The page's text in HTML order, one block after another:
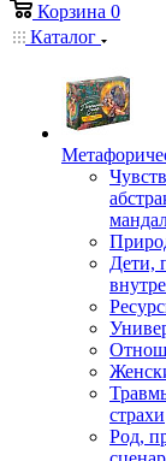
Корзина 0
Каталог
Дети,
страхи
Род,